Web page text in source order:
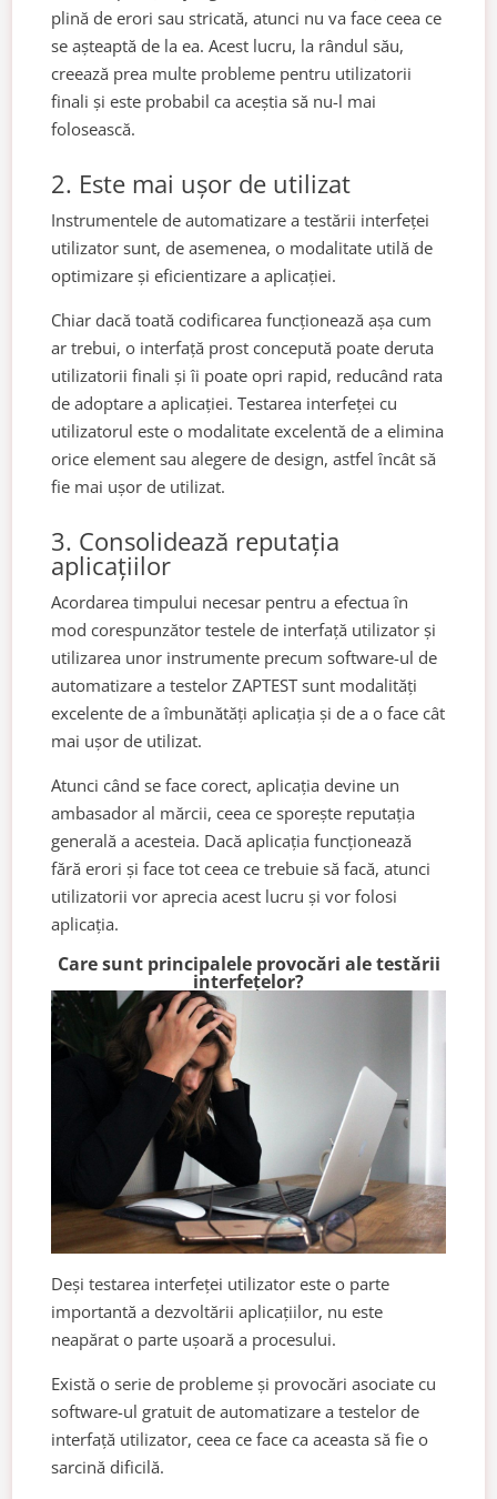
plină de erori sau stricată, atunci nu va face ceea ce
se așteaptă de la ea. Acest lucru, la rândul său,
creează prea multe probleme pentru utilizatorii
finali și este probabil ca aceștia să nu-l mai
folosească.
2. Este mai ușor de utilizat
Instrumentele de automatizare a testării interfeței
utilizator sunt, de asemenea, o modalitate utilă de
optimizare și eficientizare a aplicației.
Chiar dacă toată codificarea funcționează așa cum
ar trebui, o interfață prost concepută poate deruta
utilizatorii finali și îi poate opri rapid, reducând rata
de adoptare a aplicației. Testarea interfeței cu
utilizatorul este o modalitate excelentă de a elimina
orice element sau alegere de design, astfel încât să
fie mai ușor de utilizat.
3. Consolidează reputația
aplicațiilor
Acordarea timpului necesar pentru a efectua în
mod corespunzător testele de interfață utilizator și
utilizarea unor instrumente precum software-ul de
automatizare a testelor ZAPTEST sunt modalități
excelente de a îmbunătăți aplicația și de a o face cât
mai ușor de utilizat.
Atunci când se face corect, aplicația devine un
ambasador al mărcii, ceea ce sporește reputația
generală a acesteia. Dacă aplicația funcționează
fără erori și face tot ceea ce trebuie să facă, atunci
utilizatorii vor aprecia acest lucru și vor folosi
aplicația.
Care sunt principalele provocări ale testării
interfețelor?
Deși testarea interfeței utilizator este o parte
importantă a dezvoltării aplicațiilor, nu este
neapărat o parte ușoară a procesului.
Există o serie de probleme și provocări asociate cu
software-ul gratuit de automatizare a testelor de
interfață utilizator, ceea ce face ca aceasta să fie o
sarcină dificilă.